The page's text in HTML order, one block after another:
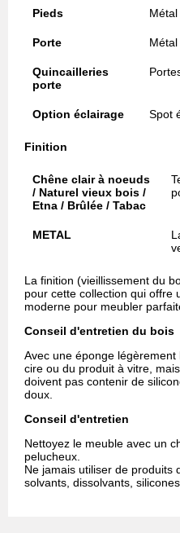
Pieds
Porte
Quincailleries
porte
Option éclairage Spot
Finition
Chêne clair à noeuds
/ Naturel vieux bois /
Etna / Brûlée / Tabac
METAL
La finition (vieillissement du
pour cette collection qui offre
moderne pour meubler
Conseil d'entretien du bois
Avec une éponge
cire ou du produit à vitre,
doivent pas contenir de
doux.
Conseil d'entretien
Nettoyez le meuble avec un
pelucheux.
Ne jamais utiliser de produits
solvants, dissolvants,